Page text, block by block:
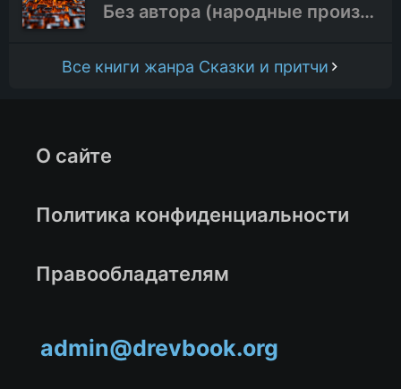
Без автора (народные произведения)
Все книги жанра Сказки и притчи
О сайте
Политика конфиденциальности
Правообладателям
admin@drevbook.org